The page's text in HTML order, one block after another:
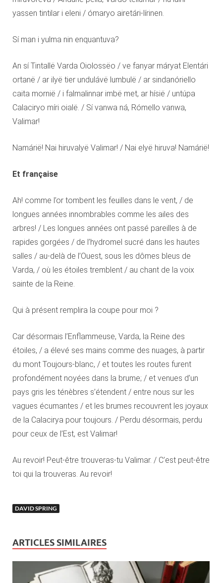
yassen tintilar i eleni / ómaryo airetári-lírinen.
Sí man i yulma nin enquantuva?
An sí Tintallë Varda Oiolossëo / ve fanyar máryat Elentári
ortanë / ar ilyë tier undulávë lumbulë / ar sindanóriello
caita mornië / i falmalinnar imbë met, ar hísië / untúpa
Calaciryo míri oialë. / Sí vanwa ná, Rómello vanwa,
Valimar!
Namárië! Nai hiruvalyë Valimar! / Nai elyë hiruva! Namárië!
Et française
Ah! comme l’or tombent les feuilles dans le vent, / de
longues années innombrables comme les ailes des
arbres! / Les longues années ont passé pareilles à de
rapides gorgées / de l’hydromel sucré dans les hautes
salles / au-delà de l’Ouest, sous les dômes bleus de
Varda, / où les étoiles tremblent / au chant de la voix
sainte de la Reine.
Qui à présent remplira la coupe pour moi ?
Car désormais l’Enflammeuse, Varda, la Reine des
étoiles, / a élevé ses mains comme des nuages, à partir
du mont Toujours-blanc, / et toutes les routes furent
profondément noyées dans la brume; / et venues d’un
pays gris les ténèbres s’étendent / entre nous sur les
vagues écumantes / et les brumes recouvrent les joyaux
de la Calacirya pour toujours. / Perdu désormais, perdu
pour ceux de l’Est, est Valimar!
Au revoir! Peut-être trouveras-tu Valimar. / C’est peut-être
toi qui la trouveras. Au revoir!
DAVID SPRING
ARTICLES SIMILAIRES